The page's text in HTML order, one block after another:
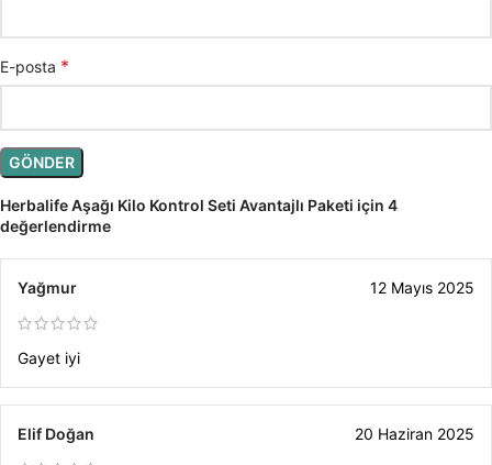
Herbalife Aşağı Kilo Kontrol Seti Avantajlı Paketi için 4
değerlendirme
Yağmur 12 Mayıs 2025
Gayet iyi
Elif Doğan 20 Haziran 2025
E-posta *